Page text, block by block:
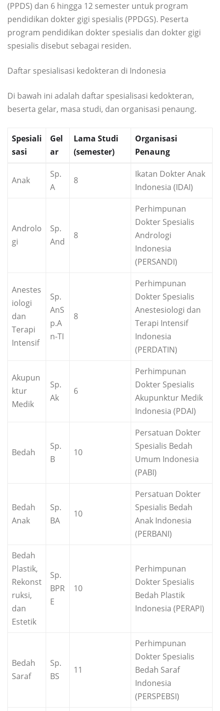
(PPDS) dan 6 hingga 12 semester untuk program
pendidikan dokter gigi spesialis (PPDGS). Peserta
program pendidikan dokter spesialis dan dokter gigi
spesialis disebut sebagai residen.
Daftar spesialisasi kedokteran di Indonesia
Di bawah ini adalah daftar spesialisasi kedokteran,
beserta gelar, masa studi, dan organisasi penaung.
Spesiali
sasi
Gel
ar
Lama Studi
(semester)
Organisasi
Penaung
Anak
Sp.
A
8
Ikatan Dokter Anak
Indonesia (IDAI)
Androlo
gi
Sp.
And
8
Perhimpunan
Dokter Spesialis
Andrologi
Indonesia
(PERSANDI)
Anestes
iologi
dan
Terapi
Intensif
Sp.
AnS
p.A
n-TI
8
Perhimpunan
Dokter Spesialis
Anestesiologi dan
Terapi Intensif
Indonesia
(PERDATIN)
Akupun
ktur
Medik
Sp.
Ak
6
Perhimpunan
Dokter Spesialis
Akupunktur Medik
Indonesia (PDAI)
Bedah
Sp.
B
10
Persatuan Dokter
Spesialis Bedah
Umum Indonesia
(PABI)
Bedah
Anak
Sp.
BA
10
Persatuan Dokter
Spesialis Bedah
Anak Indonesia
(PERBANI)
Bedah
Plastik,
Rekonst
ruksi,
dan
Estetik
Sp.
BPR
E
10
Perhimpunan
Dokter Spesialis
Bedah Plastik
Indonesia (PERAPI)
Bedah
Saraf
Sp.
BS
11
Perhimpunan
Dokter Spesialis
Bedah Saraf
Indonesia
(PERSPEBSI)